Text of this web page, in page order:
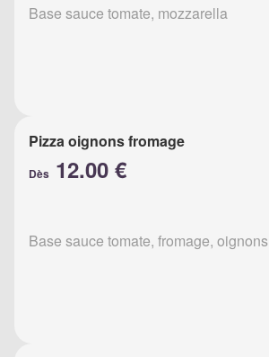
Base sauce tomate, mozzarella
Pizza oignons fromage
Dès 12.00 €
Base sauce tomate, fromage, oignons